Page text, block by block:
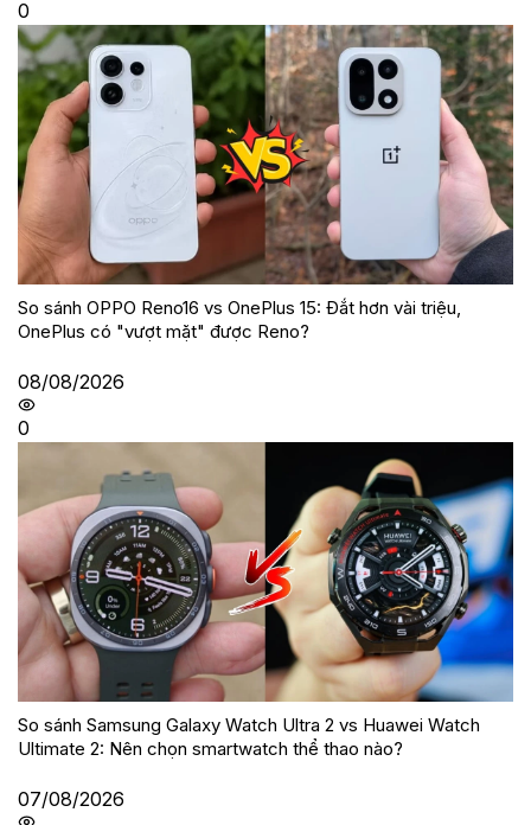
So sánh Samsung Galaxy Watch9 vs Apple Watch Series 11:
Lựa chọn nào đáng tiền hơn?
08/08/2026
0
So sánh OPPO Reno16 vs OnePlus 15: Đắt hơn vài triệu,
OnePlus có "vượt mặt" được Reno?
08/08/2026